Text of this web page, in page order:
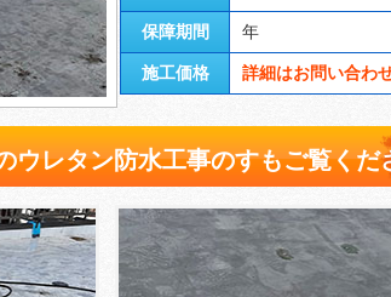
保障期間 年
施工価格 詳細はお問い合わ
ウレタン防水工事のすもご覧くだ